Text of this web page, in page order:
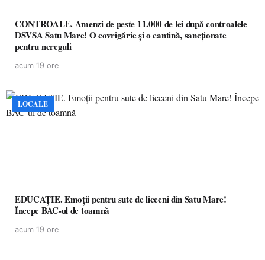
CONTROALE. Amenzi de peste 11.000 de lei după controalele
DSVSA Satu Mare! O covrigărie și o cantină, sancționate
pentru nereguli
acum 19 ore
LOCALE
EDUCAȚIE. Emoții pentru sute de liceeni din Satu Mare!
Începe BAC-ul de toamnă
acum 19 ore